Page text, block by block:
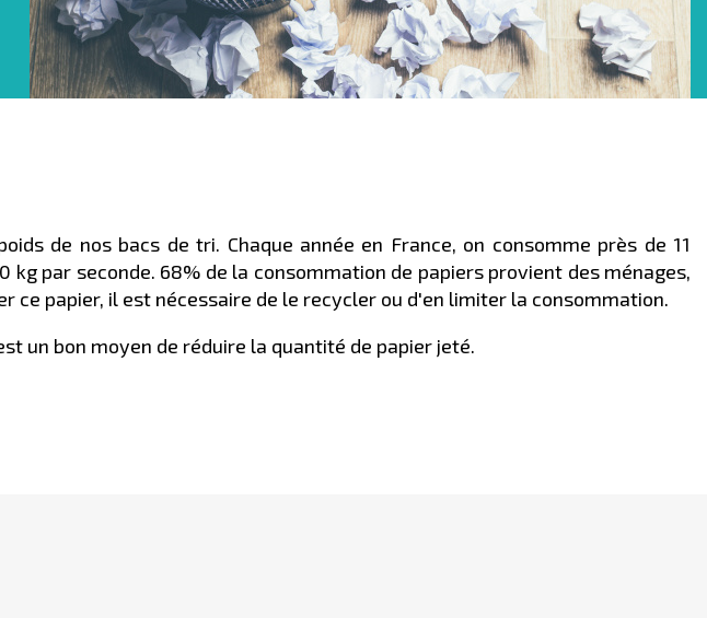
de nos bacs de tri. Chaque année en France, on consomme près de 11
kg par seconde. 68% de la consommation de papiers provient des ménages,
ce papier, il est nécessaire de le recycler ou d'en limiter la consommation.
un bon moyen de réduire la quantité de papier jeté.